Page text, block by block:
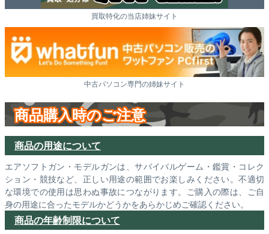
買取特化の当店姉妹サイト
中古パソコン専門の姉妹サイト
商品購入時のご注意
商品の用途について
エアソフトガン・モデルガンは、サバイバルゲーム・鑑賞・コレク
ション・競技など、正しい用途の範囲でお楽しみください。不適切
な環境での使用は思わぬ事故につながります。ご購入の際は、ご自
身の用途に合ったモデルかどうかをあらかじめご確認ください。
商品の年齢制限について